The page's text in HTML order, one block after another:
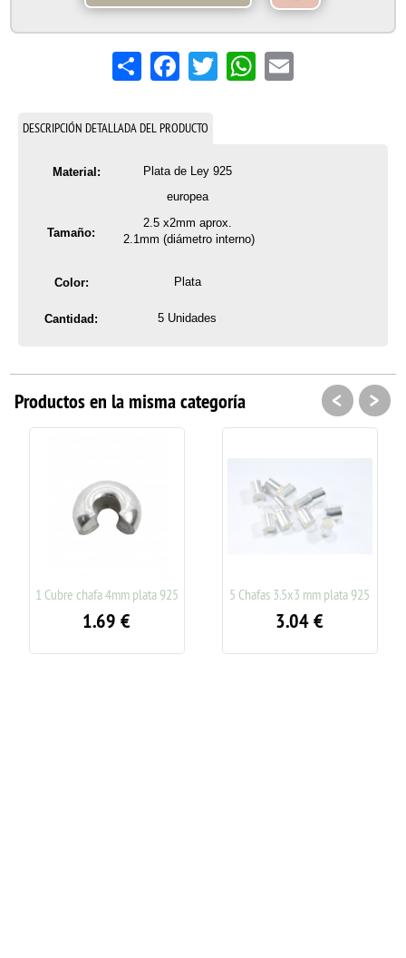
Share FacebookTwitterWhatsApp
Email
DESCRIPCIÓN DETALLADA DEL PRODUCTO
Material:
Plata de Ley 925
europea
Tamaño:
2.5 x2mm aprox.
2.1mm (diámetro interno)
Color: Plata
Cantidad: 5 Unidades
Productos en la misma categoría
1 Cubre chafa 4mm plata 925
1.69 €
5 Chafas 3.5x3 mm plata 925
3.04€
< >